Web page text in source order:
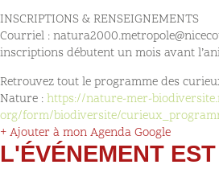
INSCRIPTIONS & RENSEIGNEMENTS
Courriel :
inscriptions débutent un mois avant
Retrouvez tout le programme des
Nature :https://nature-mer-
org/form/biodiversite/curieux_
+ Ajouter à mon Agenda Google
L'ÉVÉNEMENT